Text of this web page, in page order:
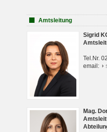
Amtsleitung
Sigrid
Tel.Nr.
email:
Mag.